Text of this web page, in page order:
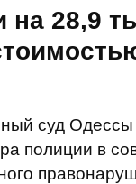
28,9
суд Одессы
полиции в